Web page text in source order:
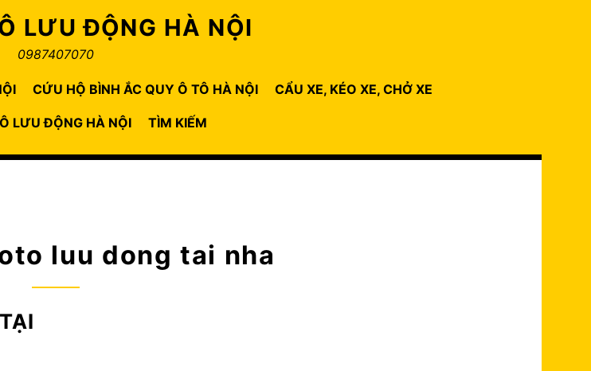
LƯU ĐỘNG HÀ NỘI
0987407070
CỨU HỘ BÌNH ẮC QUY Ô TÔ HÀ NỘI CẨU XE, KÉO XE, CHỞ XE
LƯU ĐỘNG HÀ NỘI TÌM KIẾM
luu dong tai nha